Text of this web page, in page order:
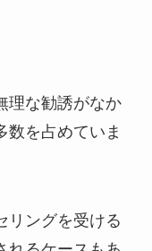
理な勧誘がなか
数を占めていま
リングを受ける